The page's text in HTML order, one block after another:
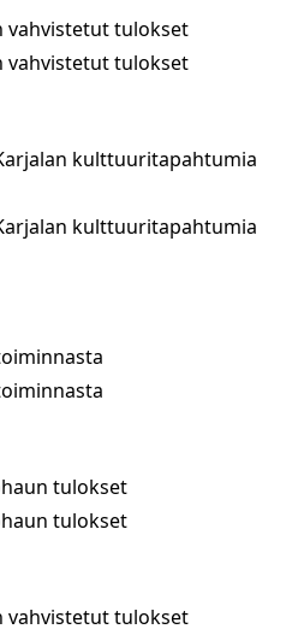
vahvistetut tulokset
vahvistetut tulokset
kulttuuritapahtumia
kulttuuritapahtumia
tulokset
tulokset
vahvistetut tulokset